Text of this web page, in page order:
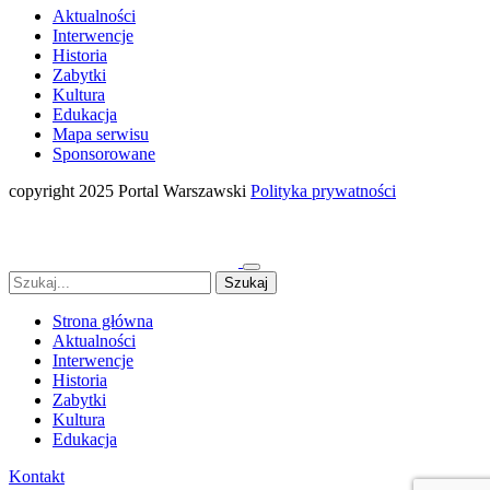
Aktualności
Interwencje
Historia
Zabytki
Kultura
Edukacja
Mapa serwisu
Sponsorowane
copyright 2025 Portal Warszawski Polityka prywatności
Strona główna
Aktualności
Interwencje
Historia
Zabytki
Kultura
Edukacja
Kontakt